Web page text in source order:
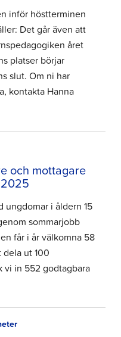
inför höstterminen
Det går även att
året
platser börjar
slut. Om ni har
kontakta Hanna
och mottagare
ungdomar i åldern 15
sommarjobb
får i år välkomna 58
dela ut 100
vi in 552 godtagbara